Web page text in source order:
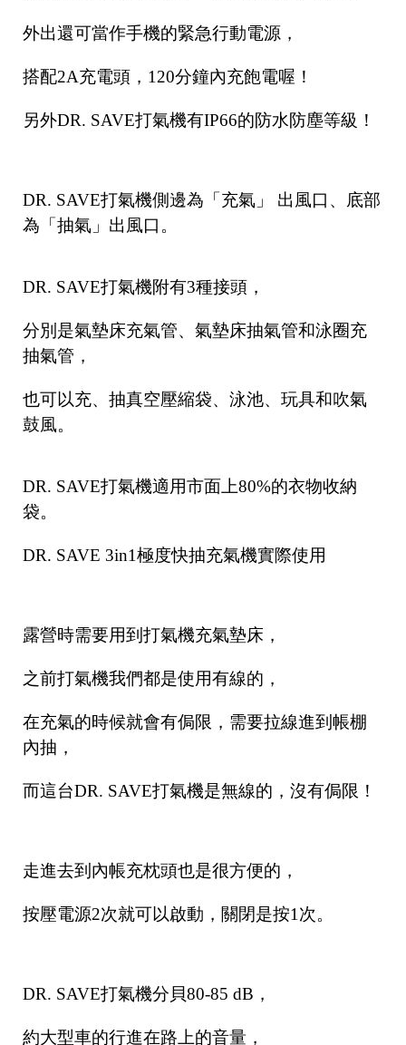
外出還可當作手機的緊急行動電源，
搭配2A充電頭，120分鐘內充飽電喔！
另外DR. SAVE打氣機有IP66的防水防塵等級！
DR. SAVE打氣機側邊為「充氣」 出風口、底部
為「抽氣」出風口。
DR. SAVE打氣機附有3種接頭，
分別是氣墊床充氣管、氣墊床抽氣管和泳圈充
抽氣管，
也可以充、抽真空壓縮袋、泳池、玩具和吹氣
鼓風。
DR. SAVE打氣機適用市面上80%的衣物收納
袋。
DR. SAVE 3in1極度快抽充氣機實際使用
露營時需要用到打氣機充氣墊床，
之前打氣機我們都是使用有線的，
在充氣的時候就會有侷限，需要拉線進到帳棚
內抽，
而這台DR. SAVE打氣機是無線的，沒有侷限！
走進去到內帳充枕頭也是很方便的，
按壓電源2次就可以啟動，關閉是按1次。
DR. SAVE打氣機分貝80-85 dB，
約大型車的行進在路上的音量，